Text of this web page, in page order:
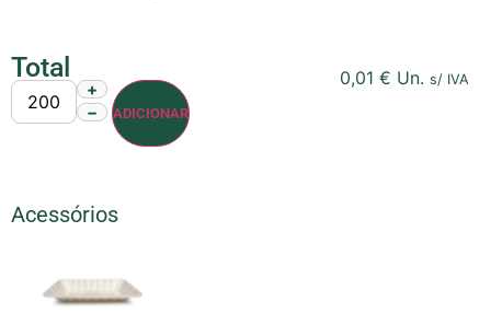
Total 0,01 € Un. s/ IVA
+
−
ADICIONAR
Acessórios